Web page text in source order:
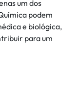
um dos
podem
e biológica,
para um